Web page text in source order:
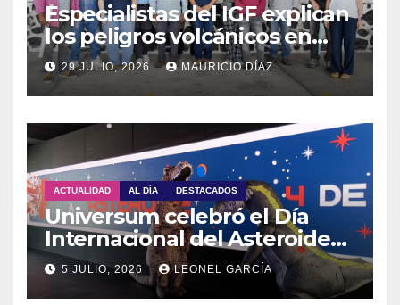
Especialistas del IGF explican
los peligros volcánicos en
Guadalupe Huexocuapan
29 JULIO, 2026 MAURICIO DÍAZ
ACTUALIDAD AL DÍA DESTACADOS
Universum celebró el Día
Internacional del Asteroide
con actividades para toda la
familia
5 JULIO, 2026 LEONEL GARCÍA